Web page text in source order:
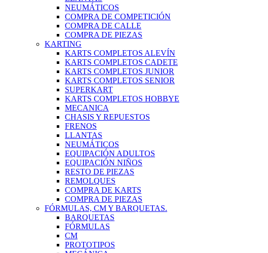
NEUMÁTICOS
COMPRA DE COMPETICIÓN
COMPRA DE CALLE
COMPRA DE PIEZAS
KARTING
KARTS COMPLETOS ALEVÍN
KARTS COMPLETOS CADETE
KARTS COMPLETOS JUNIOR
KARTS COMPLETOS SENIOR
SUPERKART
KARTS COMPLETOS HOBBYE
MECANICA
CHASIS Y REPUESTOS
FRENOS
LLANTAS
NEUMÁTICOS
EQUIPACIÓN ADULTOS
EQUIPACIÓN NIÑOS
RESTO DE PIEZAS
REMOLQUES
COMPRA DE KARTS
COMPRA DE PIEZAS
FÓRMULAS, CM Y BARQUETAS.
BARQUETAS
FÓRMULAS
CM
PROTOTIPOS